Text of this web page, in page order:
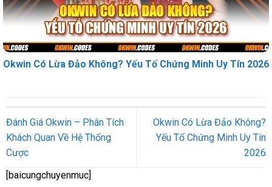
Okwin Có Lừa Đảo Không? Yếu Tố Chứng Minh Uy Tín 2026
Đánh Giá Okwin – Phân Tích
Khách Quan Về Hệ Thống
Cược
Okwin Có Lừa Đảo Không?
Yếu Tố Chứng Minh Uy Tín
2026
[baicungchuyenmuc]